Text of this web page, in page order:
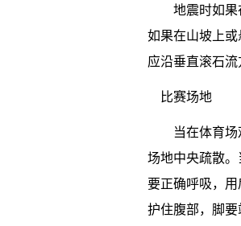
地震时如果在
如果在山坡上
应沿垂直滚石
比赛场地
当在体育场观
场地中央疏散
要正确呼吸，
护住腹部，脚